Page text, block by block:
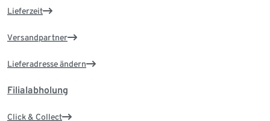
Lieferzeit
Versandpartner
Lieferadresse ändern
Filialabholung
Click & Collect